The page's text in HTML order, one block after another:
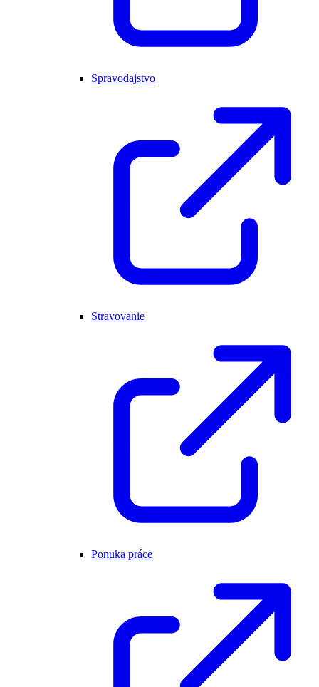
Spravodajstvo
Stravovanie
Ponuka práce